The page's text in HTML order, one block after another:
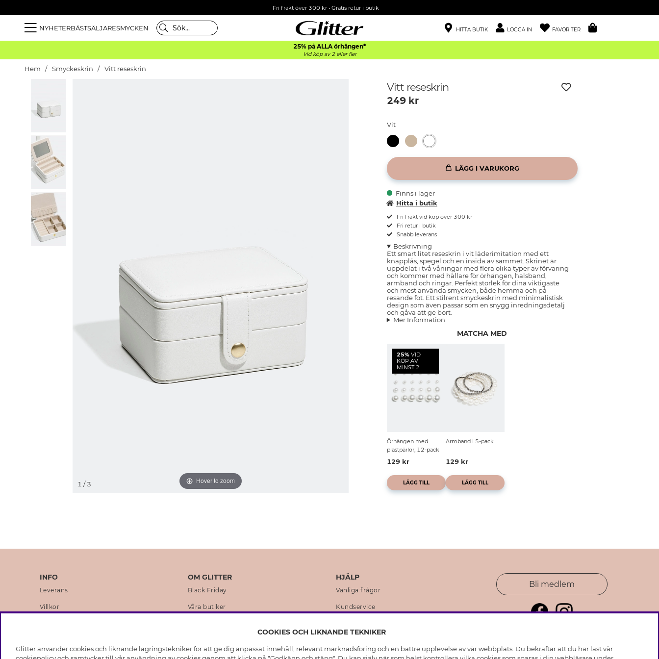
Fri frakt över 300 kr• Gratis retur i butik
NYHETERBÄSTSÄLJARESMYCKEN HITTA BUTIK LOGGA IN FAVORITER
25% på ALLA örhängen*
Vid köp av 2 eller fler
Hem Smyckeskrin Vitt reseskrin
Hover to zoom
1 / 3
Vitt reseskrin
249kr
Vit
LÄGG I VARUKORG
Finns i lager
Hitta i butik
Fri frakt vid köp över 300 kr
Fri retur i butik
Snabb leverans
Beskrivning
Ett smart litet reseskrin i vit läderimitation med ett
knapplås, spegel och en insida av sammet. Skrinet är
uppdelat i två våningar med flera olika typer av förvaring
och kommer med hållare för örhängen, halsband,
armband och ringar. Perfekt storlek för dina viktigaste
och mest använda smycken, både hemma och på
resande fot. Ett stilrent smyckeskrin med minimalistisk
design som även passar som en snygg inredningsdetalj
och gåva att ge bort.
Mer Information
MATCHA MED
25%VID
KÖP AV
MINST 2
Örhängen med
plastpärlor, 12-pack
129 kr
LÄGG TILL
Armband i 5-pack
129 kr
LÄGG TILL
INFO
Leverans
Villkor
Medlemsvillkor
OM GLITTER
Black Friday
Våra butiker
Hållbarhet
HJÄLP
Vanliga frågor
Kundservice
Skötselråd skinnhandskar
Bli medlem
COOKIES OCH LIKNANDE TEKNIKER
Glitter använder cookies och liknande lagringstekniker för att ge dig anpassat innehåll, relevant marknadsföring och en bättre upplevelse av vår webbplats. Du bekräftar att du har läst vår